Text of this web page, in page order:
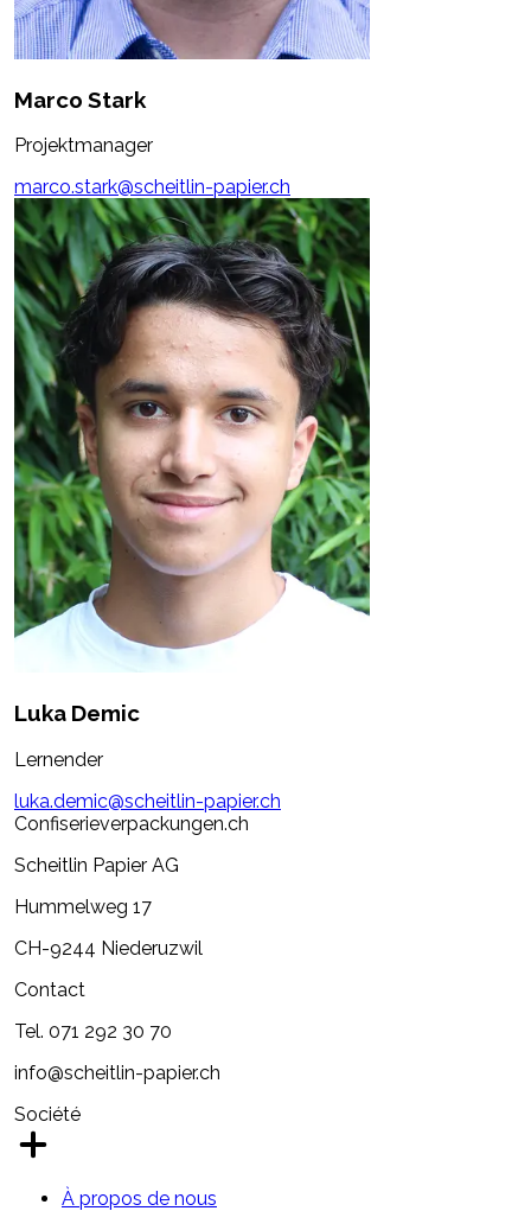
Marco Stark
Projektmanager
marco.stark@scheitlin-papier.ch
Luka Demic
Lernender
luka.demic@scheitlin-papier.ch
Confiserieverpackungen.ch
Scheitlin Papier AG
Hummelweg 17
CH-9244 Niederuzwil
Contact
Tel. 071 292 30 70
info@scheitlin-papier.ch
Société
À propos de nous